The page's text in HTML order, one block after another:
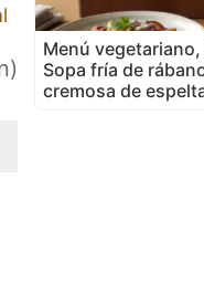
Menú
Sopa fría de
cremosa de